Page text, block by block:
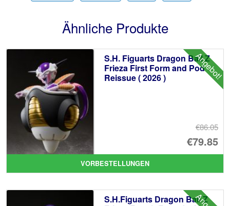
Ähnliche Produkte
Angebot!
S.H. Figuarts Dragon Ball Z
Frieza First Form and Pod
Reissue ( 2026 )
€86.05
€79.85
VORBESTELLUNGEN
S.H.Figuarts Dragon Ball Z